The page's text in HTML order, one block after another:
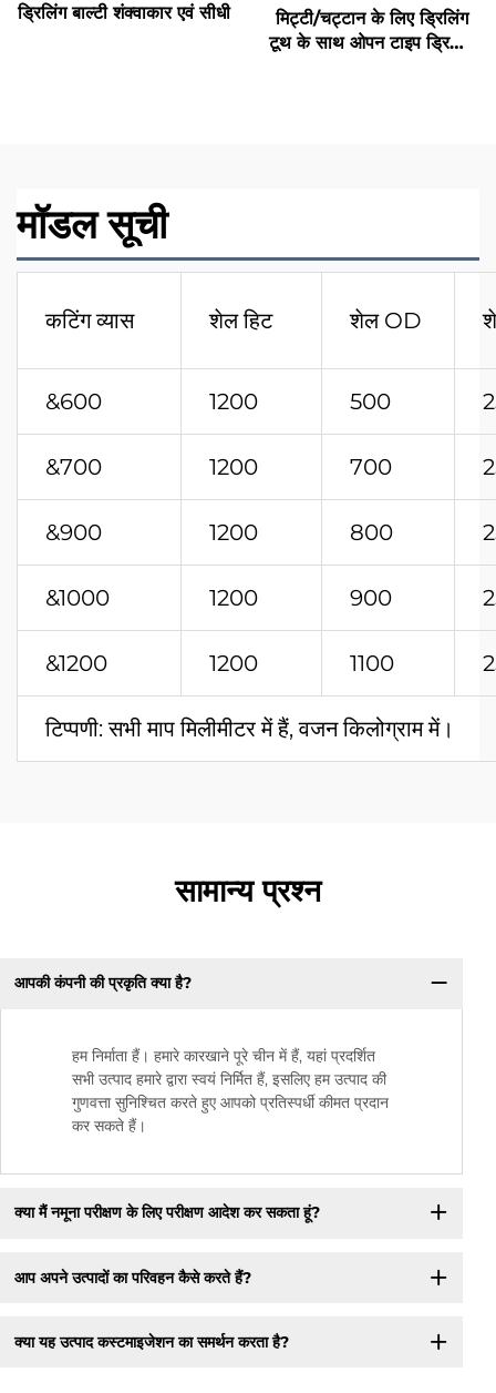
ड्रिलिंग बाल्टी शंक्वाकार एवं सीधी
मिट्टी/चट्टान के लिए ड्रिलिंग
टूथ के साथ ओपन टाइप ड्रिलिंग
मॉडल सूची
कटिंग व्यास शेल हिट शेल OD
&600 1200 500
&700 1200 700
&900 1200 800
&1000 1200 900
&1200 1200 1100
टिप्पणी: सभी माप मिलीमीटर में हैं, वजन किलोग्राम में।
सामान्य प्रश्न
आपकी कंपनी की प्रकृति क्या है?
हम निर्माता हैं। हमारे कारखाने पूरे चीन में हैं, यहां प्रदर्शित
सभी उत्पाद हमारे द्वारा स्वयं निर्मित हैं, इसलिए हम उत्पाद की
गुणवत्ता सुनिश्चित करते हुए आपको प्रतिस्पर्धी कीमत प्रदान
कर सकते हैं।
क्या मैं नमूना परीक्षण के लिए परीक्षण आदेश कर सकता हूं?
आप अपने उत्पादों का परिवहन कैसे करते हैं?
क्या यह उत्पाद कस्टमाइजेशन का समर्थन करता है?